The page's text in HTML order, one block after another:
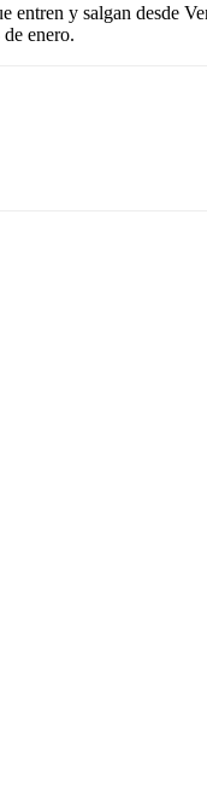
y salgan desde
enero.